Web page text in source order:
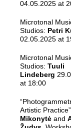
04.05.2025 at
Microtonal
Studios: Petri
02.05.2025 at
Microtonal
Studios: Tuuli
Lindeberg
at 18:00
Artistic
Mikonytė and